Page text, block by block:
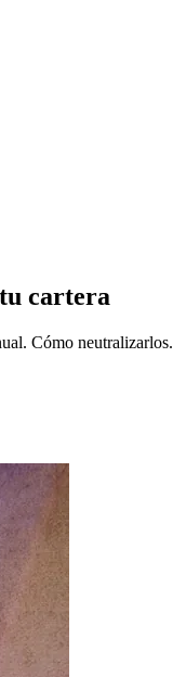
cartera
Cómo neutralizarlos.